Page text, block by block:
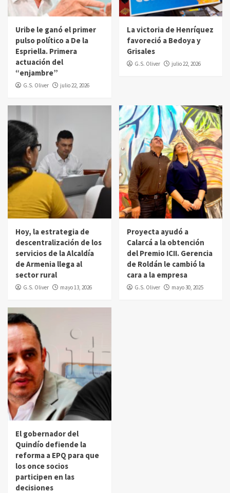
Uribe le ganó el primer
pulso político a De la
Espriella. Primera
actuación del
“enjambre”
G.S. Oliver julio 22, 2026
La victoria de Henríquez
favoreció a Bedoya y
Grisales
G.S. Oliver julio 22, 2026
Hoy, la estrategia de
descentralización de los
servicios de la Alcaldía
de Armenia llega al
sector rural
G.S. Oliver mayo 13, 2026
Proyecta ayudó a
Calarcá a la obtención
del Premio ICII. Gerencia
de Roldán le cambió la
cara a la empresa
G.S. Oliver mayo 30, 2025
El gobernador del
Quindío defiende la
reforma a EPQ para que
los once socios
participen en las
decisiones